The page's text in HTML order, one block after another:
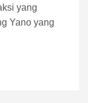
yang
Yano yang